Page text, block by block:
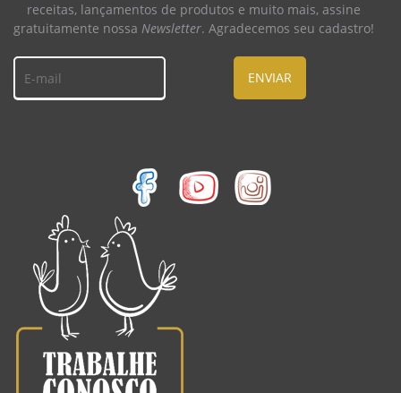
receitas, lançamentos de produtos e muito mais, assine
gratuitamente nossa Newsletter. Agradecemos seu cadastro!
ENVIAR